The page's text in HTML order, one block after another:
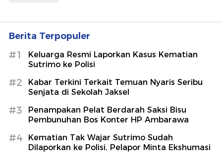
Berita Terpopuler
#1
Keluarga Resmi Laporkan Kasus Kematian
Sutrimo ke Polisi
#2
Kabar Terkini Terkait Temuan Nyaris Seribu
Senjata di Sekolah Jaksel
#3
Penampakan Pelat Berdarah Saksi Bisu
Pembunuhan Bos Konter HP Ambarawa
#4
Kematian Tak Wajar Sutrimo Sudah
Dilaporkan ke Polisi, Pelapor Minta Ekshumasi